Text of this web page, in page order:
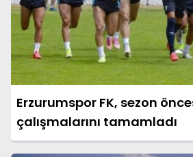
Erzurumspor FK, sezon
çalışmalarını tamamladı